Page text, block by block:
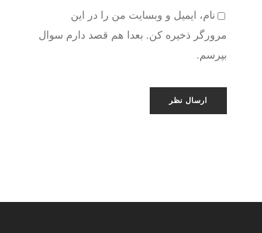
نام، ایمیل و وبسایت من را در این
مرورگر ذخیره کن. بعدا هم قصد دارم سوال
بپرسم.